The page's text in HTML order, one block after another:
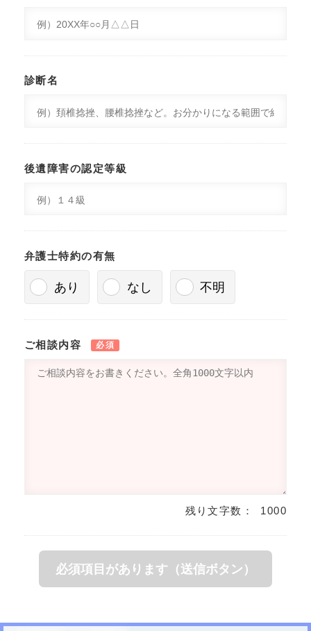
診断名
後遺障害の認定等級
弁護士特約の有無
あり なし 不明
ご相談内容 必須
残り文字数： 1000
必須項目があります（送信ボタン）